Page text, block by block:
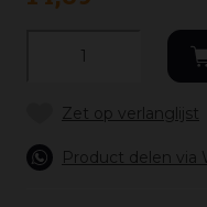
Product delen via